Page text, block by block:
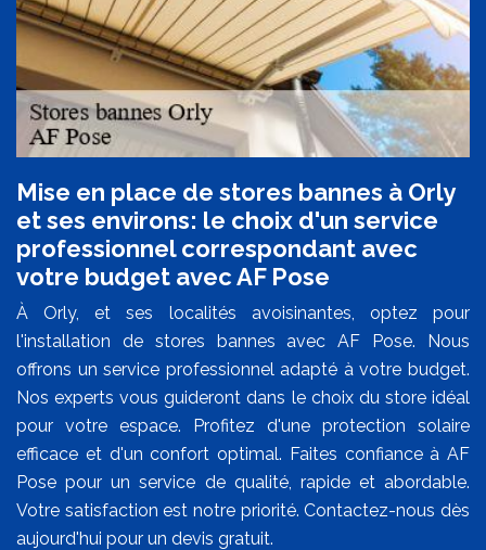
Mise en place de stores bannes à Orly
et ses environs: le choix d'un service
professionnel correspondant avec
votre budget avec AF Pose
À Orly, et ses localités avoisinantes, optez pour
l'installation de stores bannes avec AF Pose. Nous
offrons un service professionnel adapté à votre budget.
Nos experts vous guideront dans le choix du store idéal
pour votre espace. Profitez d'une protection solaire
efficace et d'un confort optimal. Faites confiance à AF
Pose pour un service de qualité, rapide et abordable.
Votre satisfaction est notre priorité. Contactez-nous dès
aujourd'hui pour un devis gratuit.